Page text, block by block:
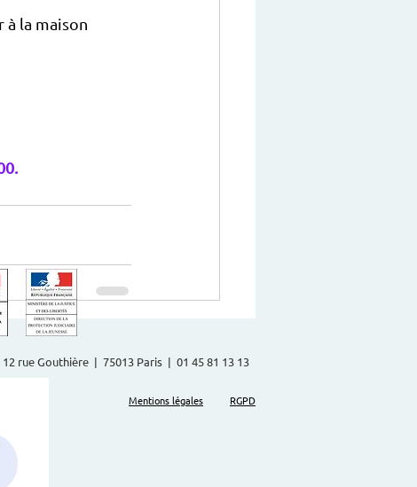
la maison
rue Gouthière | 75013 Paris | 01 45 81 13 13
Mentions légales RGPD